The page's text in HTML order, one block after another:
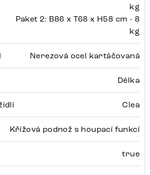
kg
Paket 2: B86 x T68 x H58 cm - 8
kg
Nerezová ocel kartáčovaná
Délka
Clea
Křížová podnož s houpací funkcí
true